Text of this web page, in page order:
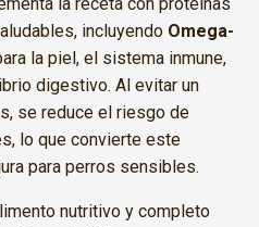
incluyendo Omega-
la piel, el sistema inmune,
digestivo. Al evitar un
se reduce el riesgo de
lo que convierte este
para perros sensibles.
nutritivo y completo